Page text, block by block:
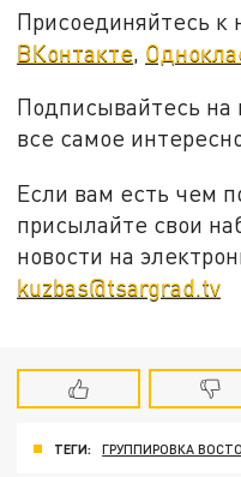
Присоединяйтесь к
ВКонтакте,
Подписывайтесь на
все самое
Если вам есть чем
присылайте свои
новости на
kuzbas@tsargrad.tv
ТЕГИ: ГРУППИРОВКА